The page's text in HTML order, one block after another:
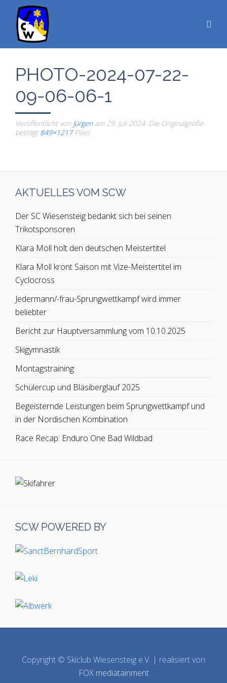
PHOTO-2024-07-22-
09-06-06-1
Veröffentlicht von Jürgenam 29. Juli 2024. Die Originalgröße
beträgt 849×1217Pixel.
AKTUELLES VOM SCW
Der SC Wiesensteig bedankt sich bei seinen
Trikotsponsoren
Klara Moll holt den deutschen Meistertitel
Klara Moll krönt Saison mit Vize-Meistertitel im
Cyclocross
Jedermann/-frau-Sprungwettkampf wird immer
beliebter
Bericht zur Hauptversammlung vom 10.10.2025
Skigymnastik
Montagstraining
Schülercup und Bläsiberglauf 2025
Begeisternde Leistungen beim Sprungwettkampf und
in der Nordischen Kombination
Race Recap: Enduro One Bad Wildbad
SCW POWERED BY
Copyright © Skiclub Wiesensteig e.V. | realisiert von
FOX mediatainment